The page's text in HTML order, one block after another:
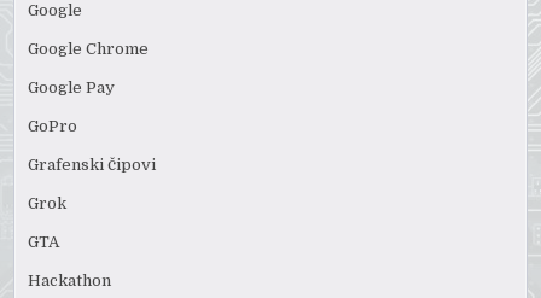
Google
Google Chrome
Google Pay
GoPro
Grafenski čipovi
Grok
GTA
Hackathon